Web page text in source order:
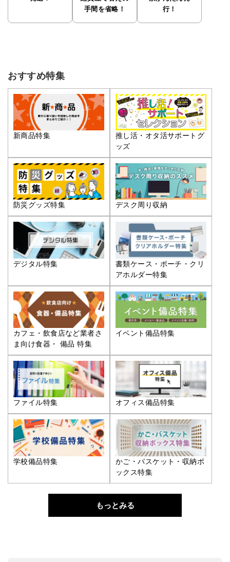
手間を省略！
行！
おすすめ特集
新商品特集
推し活・オタ活サポートグ
ッズ
防災グッズ特集 デスク周り収納
デジタル特集
書類ケース・ポーチ・クリ
アホルダー特集
カフェ・飲食店など業者さ
ま向け食器・ 備品 特集
イベント備品特集
ファイル特集 オフィス備品特集
学校備品特集
かご・バスケット・収納ボ
ックス特集
もっとみる